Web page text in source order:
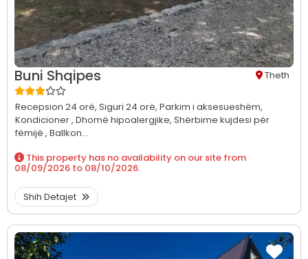
Buni Shqipes Theth
Recepsion 24 orë, Siguri 24 orë, Parkim i aksesueshëm,
Kondicioner , Dhomë hipoalergjike, Shërbime kujdesi për
fëmijë , Ballkon...
This property has no availability on our site from
08/09/2026 to 08/10/2026.
Shih Detajet